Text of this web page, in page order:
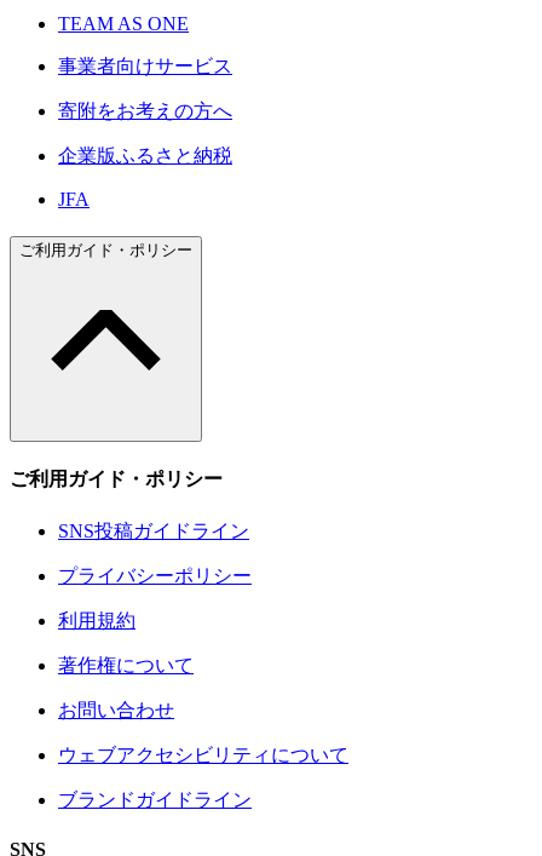
TEAM AS ONE
事業者向けサービス
寄附をお考えの方へ
企業版ふるさと納税
JFA
ご利用ガイド・ポリシー
ご利用ガイド・ポリシー
SNS投稿ガイドライン
プライバシーポリシー
利用規約
著作権について
お問い合わせ
ウェブアクセシビリティについて
ブランドガイドライン
SNS